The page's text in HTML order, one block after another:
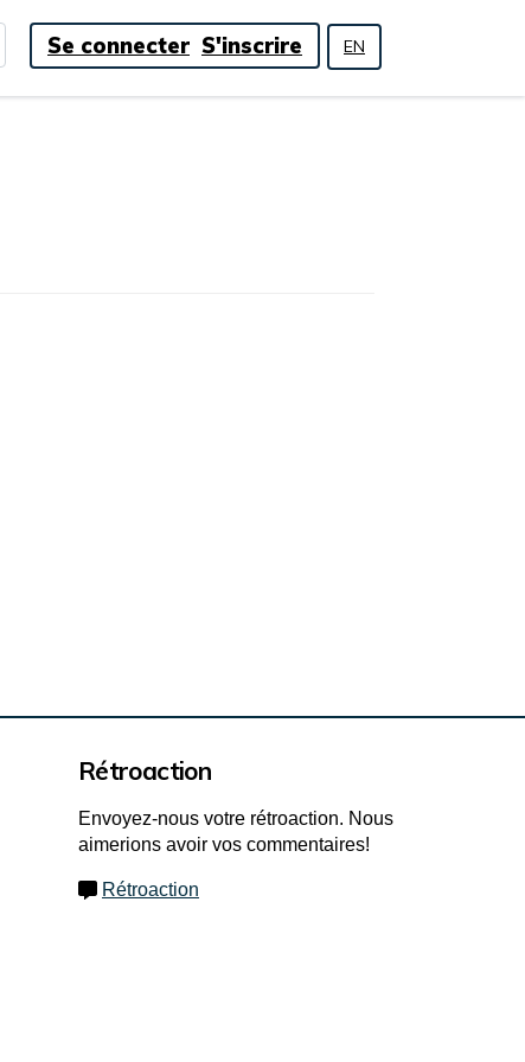
EN
Se connecter S'inscrire
Rétroaction
Envoyez-nous votre rétroaction. Nous
aimerions avoir vos commentaires!
Rétroaction